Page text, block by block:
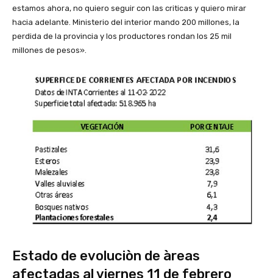
estamos ahora, no quiero seguir con las criticas y quiero mirar
hacia adelante. Ministerio del interior mando 200 millones, la
perdida de la provincia y los productores rondan los 25 mil
millones de pesos».
Estado de evoluciòn de àreas
afectadas al viernes 11 de febrero